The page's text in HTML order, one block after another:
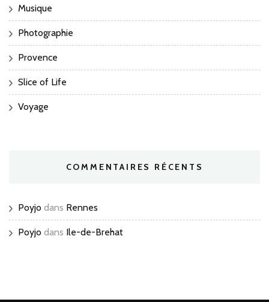
Musique
Photographie
Provence
Slice of Life
Voyage
COMMENTAIRES RÉCENTS
Poyjo dans Rennes
Poyjo dans Ile-de-Brehat